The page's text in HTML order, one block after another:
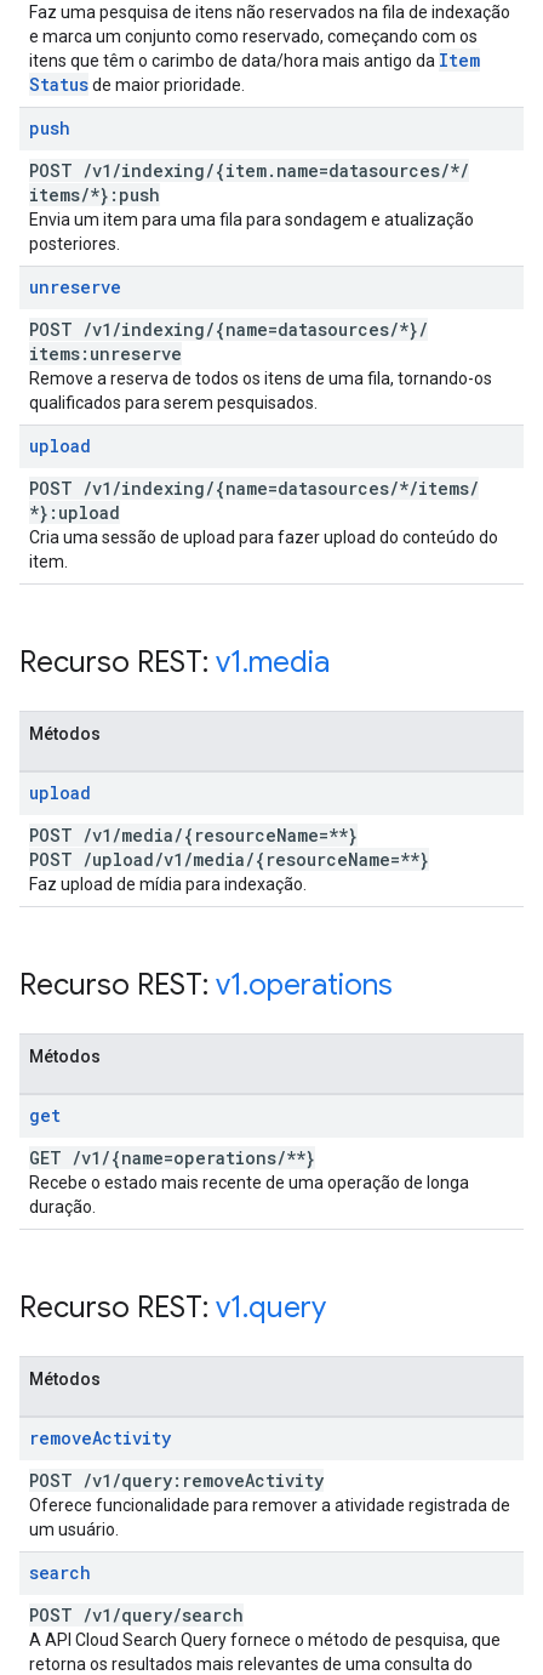
Faz uma pesquisa de itens não reservados na fila de indexação
e marca um conjunto como reservado, começando com os
itens que têm o carimbo de data/hora mais antigo da Item
Statusde maior prioridade.
push
POST /v1 /indexing/{item. name=datasources/*/
items/*}:push
Envia um item para uma fila para sondagem e atualização
posteriores.
unreserve
POST /v1 /indexing/{name=datasources/*}/
items:unreserve
Remove a reserva de todos os itens de uma fila, tornando-os
qualificados para serem pesquisados.
upload
POST /v1 /indexing/{name=datasources/*/items/
*}:upload
Cria uma sessão de upload para fazer upload do conteúdo do
item.
Recurso REST: v1.media
Métodos
upload
POST /v1 /media/{resourceName=**}
POST /upload/v1 /media/{resourceName=**}
Faz upload de mídia para indexação.
Recurso REST: v1.operations
Métodos
get
GET /v1 /{name=operations/**}
Recebe o estado mais recente de uma operação de longa
duração.
Recurso REST: v1.query
Métodos
removeActivity
POST /v1 /query:removeActivity
Oferece funcionalidade para remover a atividade registrada de
um usuário.
search
POST /v1 /query/search
A API Cloud Search Query fornece o método de pesquisa, que
retorna os resultados mais relevantes de uma consulta do